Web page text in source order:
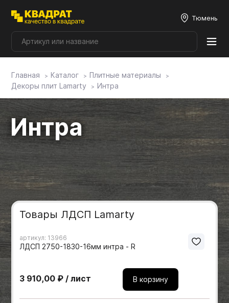
Тюмень
Плитные материалы
Фурнитура
Столешницы
Мой ЭГГЕР
Фасады
Мебельные образцы, каталоги
Главная Каталог
Плитные материалы
Декоры плит Lamarty
Интра
Интра
Товары ЛДСП Lamarty
артикул: 13966
ЛДСП 2750-1830-16мм интра - R
3 910,00 ₽ / лист В корзину